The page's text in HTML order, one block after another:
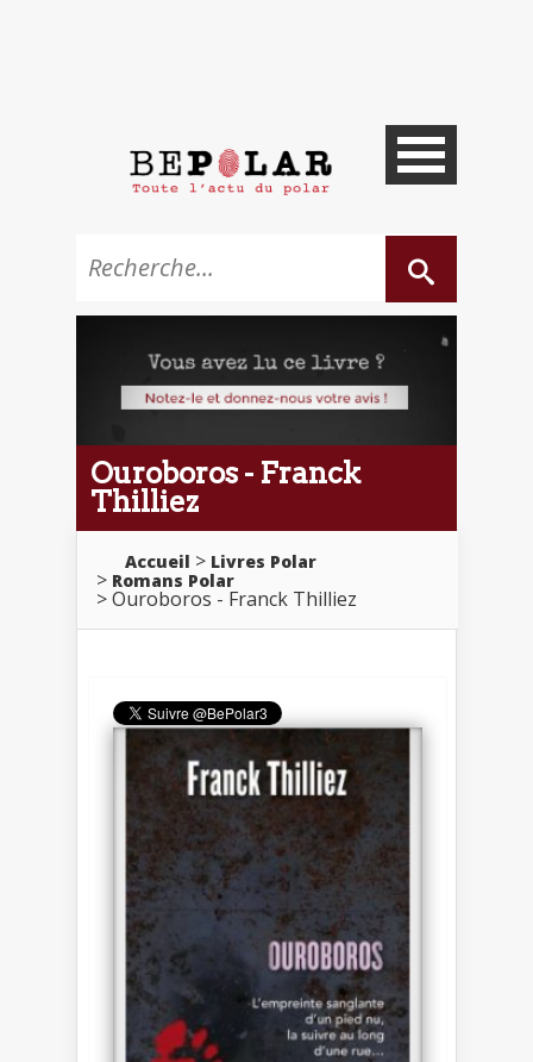
Ouroboros - Franck
Thilliez
Accueil
Livres Polar
Romans Polar
Ouroboros - Franck Thilliez